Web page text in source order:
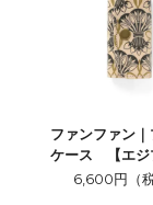
ファンファン
ケース 【エジ
ロータス
6,600円（税